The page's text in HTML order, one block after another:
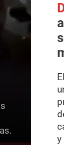
y